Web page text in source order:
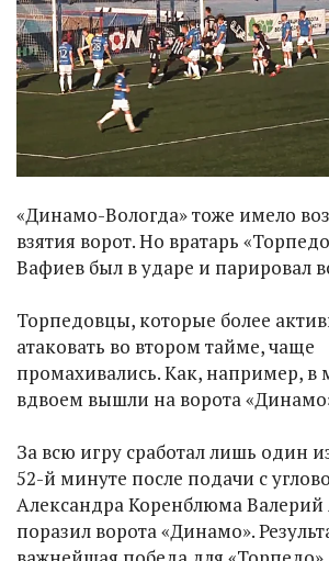
«Динамо-Вологда» тоже имело
взятия ворот. Но вратарь
Вафиев был в ударе и парировал
Торпедовцы, которые более
атаковать во втором тайме, чаще
промахивались. Как, например, в
вдвоем вышли на ворота
За всю игру сработал лишь один
52-й минуте после подачи с
Александра Коренблюма
поразил ворота «Динамо».